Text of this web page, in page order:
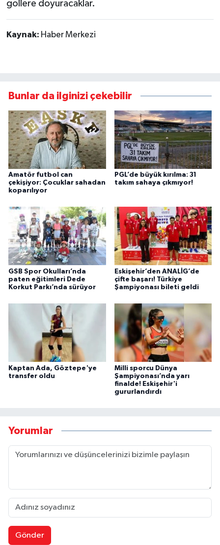
gollere doyuracaklar.
Kaynak: Haber Merkezi
Bunlar da ilginizi çekebilir
Amatör futbol can
çekişiyor: Çocuklar sahadan
koparılıyor
PGL’de büyük kırılma: 31
takım sahaya çıkmıyor!
GSB Spor Okulları’nda
paten eğitimleri Dede
Korkut Parkı’nda sürüyor
Eskişehir’den ANALİG’de
çifte başarı! Türkiye
Şampiyonası bileti geldi
Kaptan Ada, Göztepe'ye
transfer oldu
Milli sporcu Dünya
Şampiyonası’nda yarı
finalde! Eskişehir'i
gururlandırdı
Yorumlar
Gönder